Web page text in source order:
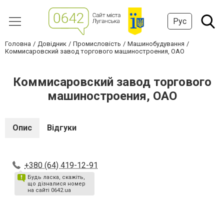
Рус
Головна Довідник Промисловість
Машинобудування
Коммисаровский завод торгового машиностроения, ОАО
Коммисаровский завод торгового
машиностроения, ОАО
Опис Відгуки
+380 (64) 419-12-91
Будь ласка, скажіть,
що дізналися номер
на сайті 0642.ua